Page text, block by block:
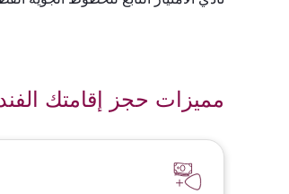
مميزات حجز إقامتك